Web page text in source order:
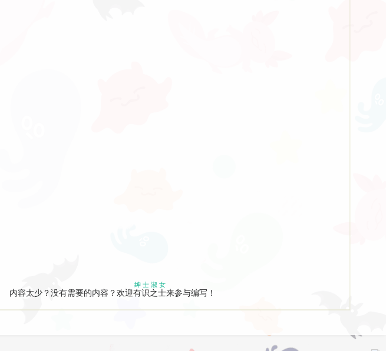
懲らしめ2～狂育的デパガ指導～ ～焦ら
PoRO petit 2023/08/25
内容太少？没有需要的内容？欢迎有识之士
绅士 淑女
来参与编写！